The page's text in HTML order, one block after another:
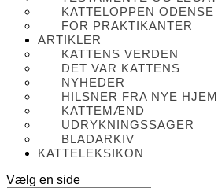
KATTELOPPEN ODENSE
FOR PRAKTIKANTER
ARTIKLER
KATTENS VERDEN
DET VAR KATTENS
NYHEDER
HILSNER FRA NYE HJEM
KATTEMÆND
UDRYKNINGSSAGER
BLADARKIV
KATTELEKSIKON
Vælg en side